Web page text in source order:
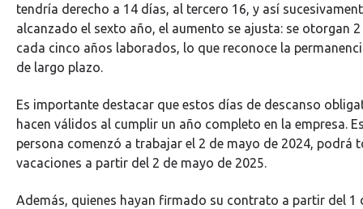
tendría derecho a 14 días, al tercero 16, y así
alcanzado el sexto año, el aumento se ajusta: se otorgan
cada cinco años laborados, lo que reconoce la
de largo plazo.
Es importante destacar que estos días de descanso
hacen válidos al cumplir un año completo en la empresa.
persona comenzó a trabajar el 2 de mayo de 2024, podrá
vacaciones a partir del 2 de mayo de 2025.
Además, quienes hayan firmado su contrato a partir del 1